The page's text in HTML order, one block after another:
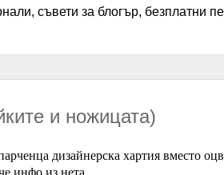
съвети за блогър, безплатни
и ножицата)
дизайнерска хартия вместо
инфо из нета.